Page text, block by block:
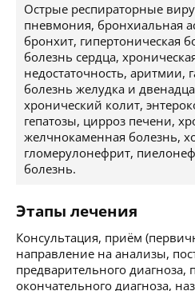
Острые респираторные
пневмония, бронхиальная
бронхит, гипертоническая
болезнь сердца,
недостаточность, аритмии,
болезнь желудка и
хронический колит,
гепатозы, цирроз печени,
желчнокаменная болезнь,
гломерулонефрит,
болезнь.
Этапы лечения
Консультация, приём
направление на анализы,
предварительного диагноза,
окончательного диагноза,